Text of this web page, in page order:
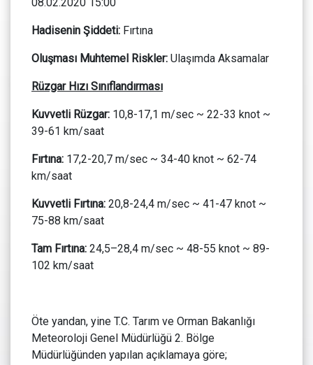
Hadisenin Şiddeti: Fırtına
Oluşması Muhtemel Riskler: Ulaşımda Aksamalar
Rüzgar Hızı Sınıflandırması
Kuvvetli Rüzgar: 10,8-17,1 m/sec ~ 22-33 knot ~
39-61 km/saat
Fırtına: 17,2-20,7 m/sec ~ 34-40 knot ~ 62-74
km/saat
Kuvvetli Fırtına: 20,8-24,4 m/sec ~ 41-47 knot ~
75-88 km/saat
Tam Fırtına: 24,5–28,4 m/sec ~ 48-55 knot ~ 89-
102 km/saat
Öte yandan, yine T.C. Tarım ve Orman Bakanlığı
Meteoroloji Genel Müdürlüğü 2. Bölge
Müdürlüğünden yapılan açıklamaya göre;